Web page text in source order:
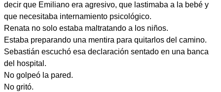
decir que Emiliano era agresivo, que lastimaba a la bebé y
que necesitaba internamiento psicológico.
Renata no solo estaba maltratando a los niños.
Estaba preparando una mentira para quitarlos del camino.
Sebastián escuchó esa declaración sentado en una banca
del hospital.
No golpeó la pared.
No gritó.